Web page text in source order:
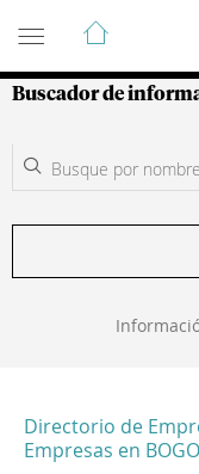
Guía de
Buscador de
Directorio de
Empresas en